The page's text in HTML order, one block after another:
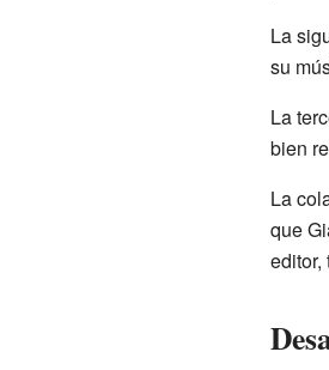
La
su
La
bien
La
que
editor,